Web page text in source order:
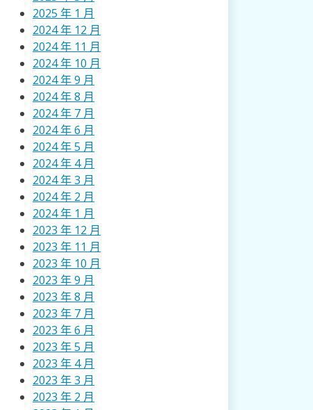
2025 年 1 月
2024 年 12 月
2024 年 11 月
2024 年 10 月
2024 年 9 月
2024 年 8 月
2024 年 7 月
2024 年 6 月
2024 年 5 月
2024 年 4 月
2024 年 3 月
2024 年 2 月
2024 年 1 月
2023 年 12 月
2023 年 11 月
2023 年 10 月
2023 年 9 月
2023 年 8 月
2023 年 7 月
2023 年 6 月
2023 年 5 月
2023 年 4 月
2023 年 3 月
2023 年 2 月